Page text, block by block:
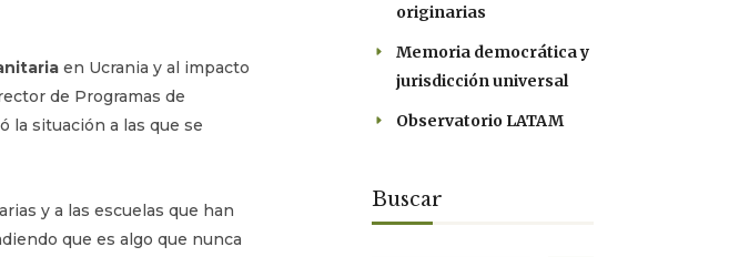
en Ucrania y al impacto
de Programas de
la situación a las que se
y a las escuelas que han
que es algo que nunca
originarias
Memoria democrática y
jurisdicción universal
Observatorio LATAM
Buscar